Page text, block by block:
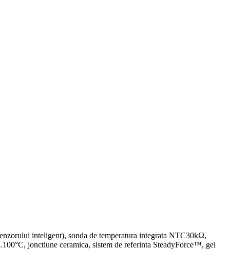
inteligent), sonda de temperatura integrata NTC30kΩ,
jonctiune ceramica, sistem de referinta SteadyForce™, gel